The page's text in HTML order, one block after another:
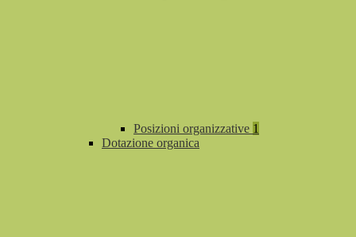
Posizioni organizzative 1
Dotazione organica